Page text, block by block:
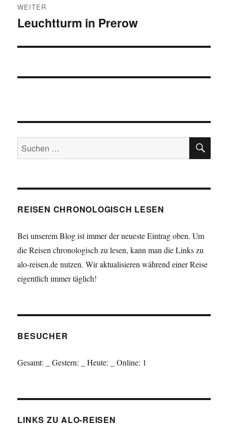
WEITER
Nächster
Leuchtturm in Prerow
Suchen
nach:
REISEN CHRONOLOGISCH LESEN
Bei unserem Blog ist immer der neueste Eintrag oben. Um
die Reisen chronologisch zu lesen, kann man die Links zu
alo-reisen.de nutzen. Wir aktualisieren während einer Reise
eigentlich immer täglich!
BESUCHER
Gesamt: Gestern: Heute: Online: 1
LINKS ZU ALO-REISEN